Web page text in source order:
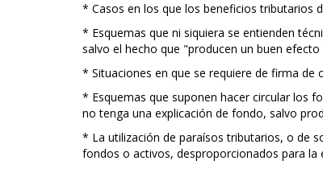
* Casos en los que los beneficios tributarios
* Esquemas que ni siquiera se entienden
salvo el hecho que "producen un buen
* Situaciones en que se requiere de firma de
* Esquemas que suponen hacer circular los
no tenga una explicación de fondo, salvo
* La utilización de paraísos tributarios, o de
fondos o activos, desproporcionados para la